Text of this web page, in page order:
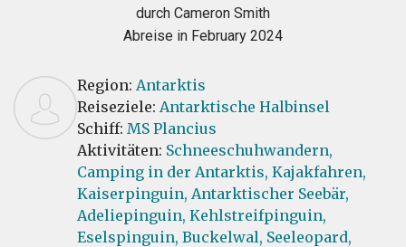
durch Cameron Smith
Abreise in February 2024
Region: Antarktis
Reiseziele: Antarktische Halbinsel
Schiff: MS Plancius
Aktivitäten: Schneeschuhwandern,
Camping in der Antarktis, Kajakfahren,
Kaiserpinguin, Antarktischer Seebär,
Adeliepinguin, Kehlstreifpinguin,
Eselspinguin, Buckelwal, Seeleopard,